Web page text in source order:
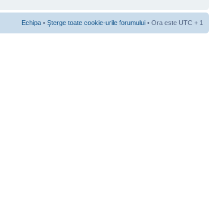
Echipa • Şterge toate cookie-urile forumului • Ora este UTC + 1